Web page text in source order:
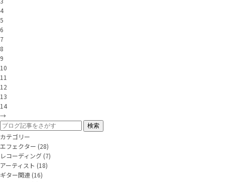
4
5
6
7
8
9
10
11
12
13
14
→
カテゴリー
エフェクター (28)
レコーディング (7)
アーティスト (18)
ギター関連 (16)